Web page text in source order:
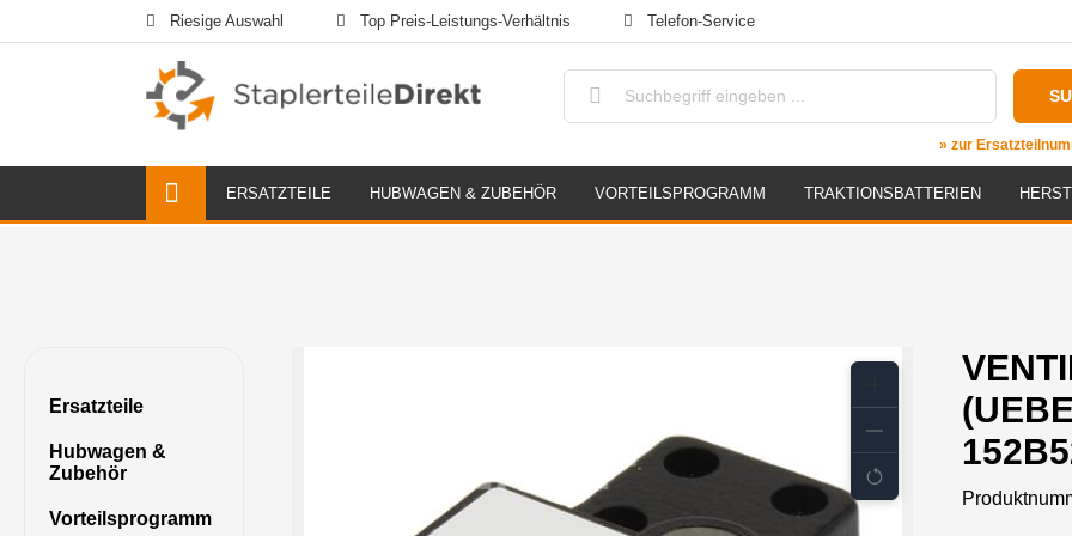
Riesige Auswahl Top Preis-Leistungs-Verhältnis Telefon-Service
» zur
ERSATZTEILE HUBWAGEN & ZUBEHÖR VORTEILSPROGRAMM TRAKTIONSBATTERIEN
Ersatzteile
Hubwagen &
Zubehör
Vorteilsprogramm